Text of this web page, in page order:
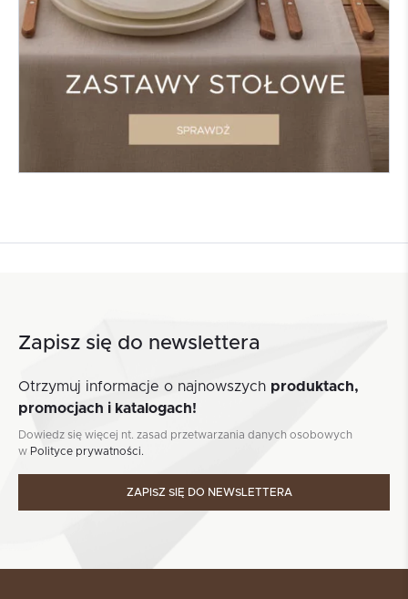
Zapisz się do newslettera
Otrzymuj informacje o najnowszych produktach,
promocjach i katalogach!
Dowiedz się więcej nt. zasad przetwarzania danych osobowych
w Polityce prywatności.
ZAPISZ SIĘ DO NEWSLETTERA